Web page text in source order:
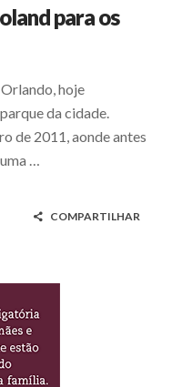
para os
hoje
da cidade.
de 2011, aonde antes
…
COMPARTILHAR